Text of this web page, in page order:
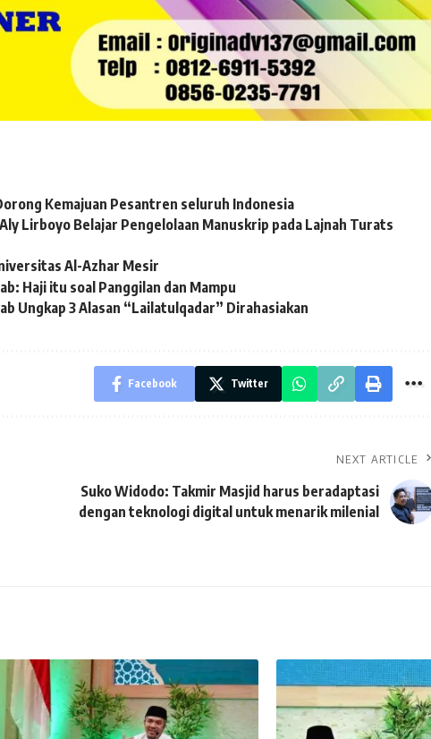
Kemajuan Pesantren seluruh Indonesia
Lirboyo Belajar Pengelolaan Manuskrip pada Lajnah Turats
Al-Azhar Mesir
Haji itu soal Panggilan dan Mampu
Ungkap 3 Alasan “Lailatulqadar” Dirahasiakan
Facebook Twitter
NEXT ARTICLE
Suko Widodo: Takmir Masjid harus beradaptasi
dengan teknologi digital untuk menarik milenial